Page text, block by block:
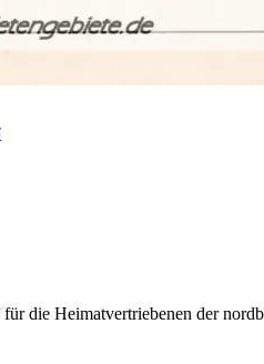
für die Heimatvertriebenen der